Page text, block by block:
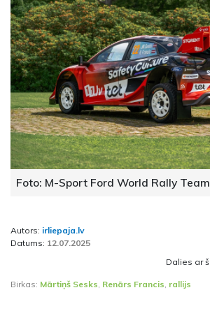
Foto: M-Sport Ford World Rally Team
Autors: irliepaja.lv
Datums: 12.07.2025
Dalies ar
Birkas: Mārtiņš Sesks, Renārs Francis, rallijs